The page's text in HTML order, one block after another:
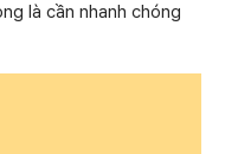
là cần nhanh chóng